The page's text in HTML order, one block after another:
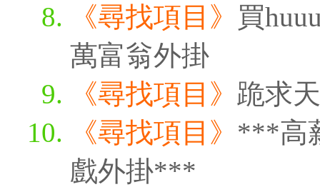
《尋找項目》 買
萬富翁外掛
《尋找項目》 跪求
《尋找項目》 ***高
戲外掛***